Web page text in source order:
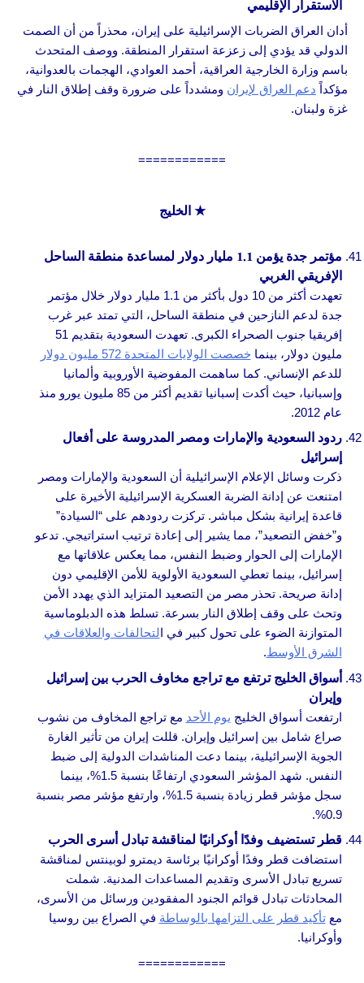
الاستقرار الإقليمي
أدان العراق الضربات الإسرائيلية على إيران، محذراً من أن الصمت
الدولي قد يؤدي إلى زعزعة استقرار المنطقة. ووصف المتحدث
باسم وزارة الخارجية العراقية، أحمد العوادي، الهجمات بالعدوانية،
مؤكداً دعم العراق لإيران ومشدداً على ضرورة وقف إطلاق النار في
غزة ولبنان.
============
★الخليج
مؤتمر جدة يؤمن 1.1 مليار دولار لمساعدة منطقة الساحل
الإفريقي الغربي
تعهدت أكثر من 10 دول بأكثر من 1.1 مليار دولار خلال مؤتمر
جدة لدعم النازحين في منطقة الساحل، التي تمتد عبر غرب
إفريقيا جنوب الصحراء الكبرى. تعهدت السعودية بتقديم 51
مليون دولار، بينما خصصت الولايات المتحدة 572 مليون دولار
للدعم الإنساني. كما ساهمت المفوضية الأوروبية وألمانيا
وإسبانيا، حيث أكدت إسبانيا تقديم أكثر من 85 مليون يورو منذ
عام 2012.
ردود السعودية والإمارات ومصر المدروسة على أفعال
إسرائيل
ذكرت وسائل الإعلام الإسرائيلية أن السعودية والإمارات ومصر
امتنعت عن إدانة الضربة العسكرية الإسرائيلية الأخيرة على
قاعدة إيرانية بشكل مباشر. تركزت ردودهم على “السيادة”
و”خفض التصعيد”، مما يشير إلى إعادة ترتيب استراتيجي. تدعو
الإمارات إلى الحوار وضبط النفس، مما يعكس علاقاتها مع
إسرائيل، بينما تعطي السعودية الأولوية للأمن الإقليمي دون
إدانة صريحة. تحذر مصر من التصعيد المتزايد الذي يهدد الأمن
وتحث على وقف إطلاق النار بسرعة. تسلط هذه الدبلوماسية
المتوازنة الضوء على تحول كبير في التحالفات والعلاقات في
الشرق الأوسط.
أسواق الخليج ترتفع مع تراجع مخاوف الحرب بين إسرائيل
وإيران
ارتفعت أسواق الخليج يوم الأحد مع تراجع المخاوف من نشوب
صراع شامل بين إسرائيل وإيران. قللت إيران من تأثير الغارة
الجوية الإسرائيلية، بينما دعت المناشدات الدولية إلى ضبط
النفس. شهد المؤشر السعودي ارتفاعًا بنسبة 1.5%، بينما
سجل مؤشر قطر زيادة بنسبة 1.5%، وارتفع مؤشر مصر بنسبة
0.9%.
قطر تستضيف وفدًا أوكرانيًا لمناقشة تبادل أسرى الحرب
استضافت قطر وفدًا أوكرانيًا برئاسة ديمترو لوبينتس لمناقشة
تسريع تبادل الأسرى وتقديم المساعدات المدنية. شملت
المحادثات تبادل قوائم الجنود المفقودين ورسائل من الأسرى،
معتأكيد قطر على التزامها بالوساطة في الصراع بين روسيا
وأوكرانيا.
============